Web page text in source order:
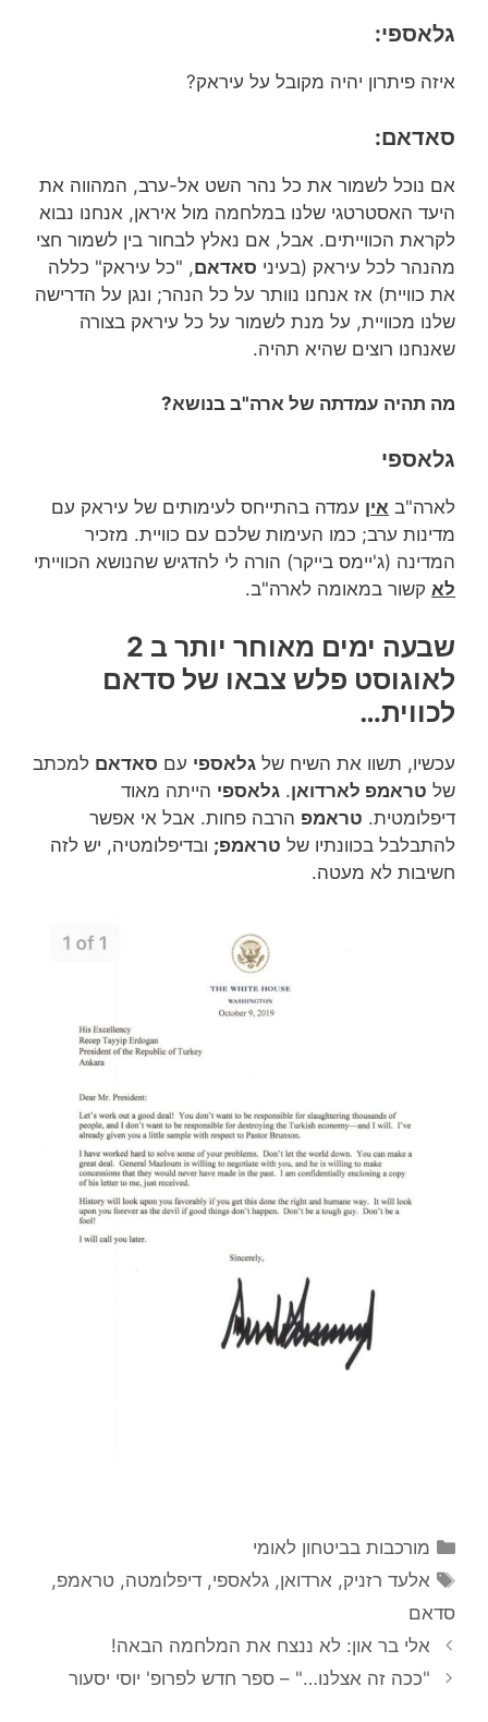
גלאספי:
איזה פיתרון יהיה מקובל על עיראק?
סאדאם:
אם נוכל לשמור את כל נהר השט אל-ערב, המהווה את
היעד האסטרטגי שלנו במלחמה מול איראן, אנחנו נבוא
לקראת הכווייתים. אבל, אם נאלץ לבחור בין לשמור חצי
מהנהר לכל עיראק (בעיני סאדאם, "כל עיראק" כללה
את כוויית) אז אנחנו נוותר על כל הנהר; ונגן על הדרישה
שלנו מכוויית, על מנת לשמור על כל עיראק בצורה
שאנחנו רוצים שהיא תהיה.
מה תהיה עמדתה של ארה"ב בנושא?
גלאספי
לארה"ב אין עמדה בהתייחס לעימותים של עיראק עם
מדינות ערב; כמו העימות שלכם עם כוויית. מזכיר
המדינה (ג'יימס בייקר) הורה לי להדגיש שהנושא הכווייתי
לא קשור במאומה לארה"ב.
שבעה ימים מאוחר יותר ב 2
לאוגוסט פלש צבאו של סדאם
לכווית…
עכשיו, תשוו את השיח של גלאספי עם סאדאם למכתב
של טראמפ לארדואן. גלאספי הייתה מאוד
דיפלומטית. טראמפ הרבה פחות. אבל אי אפשר
להתבלבל בכוונתיו של טראמפ; ובדיפלומטיה, יש לזה
חשיבות לא מעטה.
קטגוריות
מורכבות בביטחון לאומי
תגיות
אלעד רזניק, ארדואן,גלאספי,דיפלומטה,טראמפ,
סדאם
אלי בר און: לא ננצח את המלחמה הבאה!
"ככה זה אצלנו…" – ספר חדש לפרופ' יוסי יסעור